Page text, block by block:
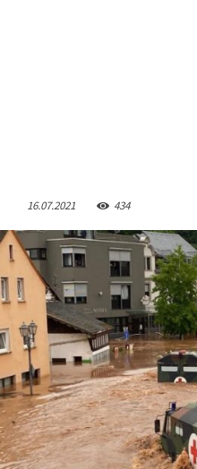
16.07.2021 434